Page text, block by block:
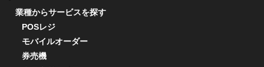
業種からサービスを探す
POSレジ
モバイルオーダー
券売機